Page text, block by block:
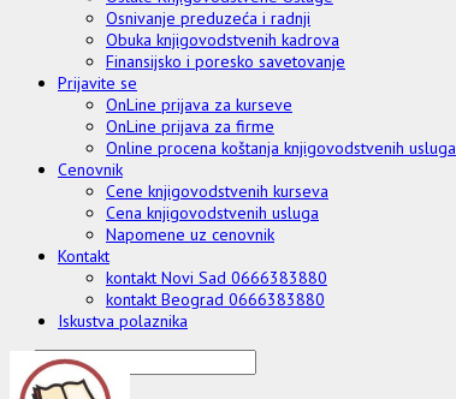
Osnivanje preduzeća i radnji
Obuka knjigovodstvenih kadrova
Finansijsko i poresko savetovanje
Prijavite se
OnLine prijava za kurseve
OnLine prijava za firme
Online procena koštanja knjigovodstvenih usluga
Cenovnik
Cene knjigovodstvenih kurseva
Cena knjigovodstvenih usluga
Napomene uz cenovnik
Kontakt
kontakt Novi Sad 0666383880
kontakt Beograd 0666383880
Iskustva polaznika